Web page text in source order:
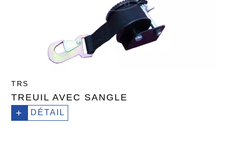
TRS
TREUIL AVEC SANGLE
+ DÉTAIL